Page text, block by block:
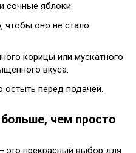
сочные яблоки.
чтобы оно не стало
корицы или мускатного
вкуса.
остыть перед подачей.
чем просто
это прекрасный выбор для